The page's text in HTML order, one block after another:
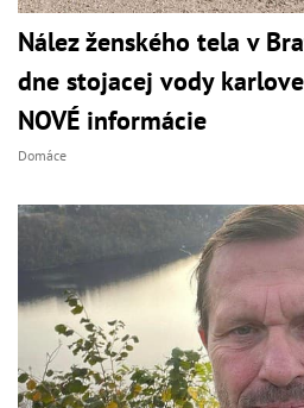
Nález ženského tela v
dne stojacej vody
NOVÉ informácie
Domáce